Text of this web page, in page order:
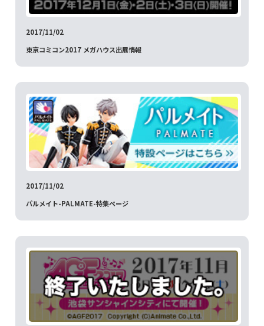
2017/11/02
東京コミコン2017 メガハウス出展情報
2017/11/02
パルメイト-PALMATE-特集ページ